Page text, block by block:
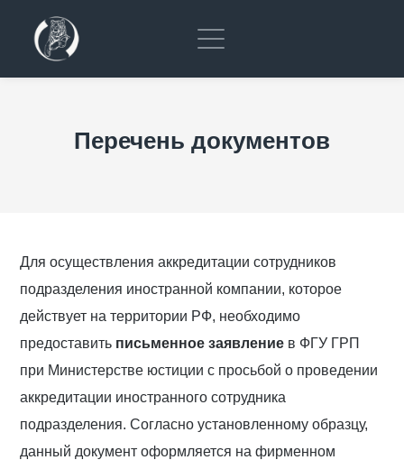
Перечень документов
Для осуществления аккредитации сотрудников
подразделения иностранной компании, которое
действует на территории РФ, необходимо
предоставить письменное заявление в ФГУ ГРП
при Министерстве юстиции с просьбой о проведении
аккредитации иностранного сотрудника
подразделения. Согласно установленному образцу,
данный документ оформляется на фирменном